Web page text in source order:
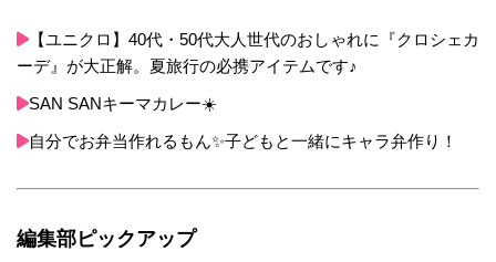
【ユニクロ】40代・50代大人世代のおしゃれに『クロシェカ
ーデ』が大正解。夏旅行の必携アイテムです♪
SAN SANキーマカレー☀️
自分でお弁当作れるもん✨子どもと一緒にキャラ弁作り！
編集部ピックアップ